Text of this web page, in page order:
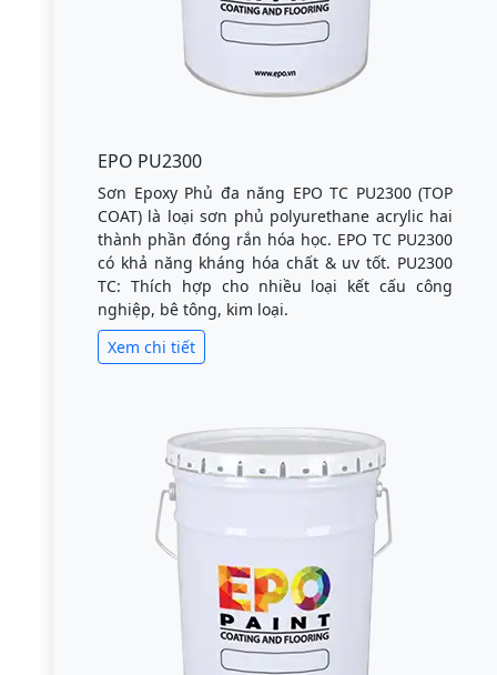
EPO PU2300
Sơn Epoxy Phủ đa năng EPO TC PU2300 (TOP
COAT) là loại sơn phủ polyurethane acrylic hai
thành phần đóng rắn hóa học. EPO TC PU2300
có khả năng kháng hóa chất & uv tốt. PU2300
TC: Thích hợp cho nhiều loại kết cấu công
nghiệp, bê tông, kim loại.
Xem chi tiết